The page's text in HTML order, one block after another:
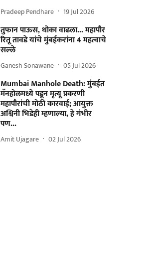
Pradeep Pendhare 19 Jul 2026
तुफान पाऊस, धोका वाढला... महापौर
रितू तावडे यांचे मुंबईकरांना 4 महत्वाचे
सल्ले
Ganesh Sonawane 05 Jul 2026
Mumbai Manhole Death: मुंबईत
मॅनहोलमध्ये पडून मृत्यू प्रकरणी
महापौरांची मोठी कारवाई; आयुक्त
अश्विनी भिडेही म्हणाल्या, हे गंभीर
पण...
Amit Ujagare 02 Jul 2026